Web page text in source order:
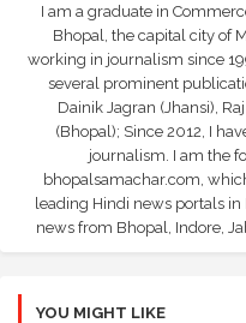
I am a graduate in
Bhopal, the capital city of
working in journalism since
several prominent
Dainik Jagran (Jhansi),
(Bhopal); Since 2012, I
journalism. I am the
bhopalsamachar.com,
leading Hindi news portals
news from Bhopal, Indore,
YOU MIGHT LIKE